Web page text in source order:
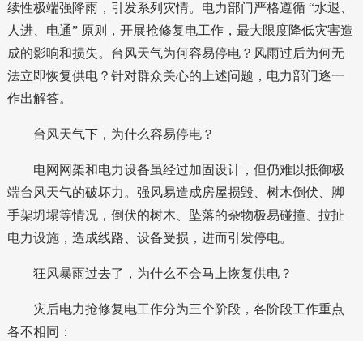
续性极端强降雨，引发系列灾情。电力部门严格遵循 “水退、
人进、电通” 原则，开展抢修复电工作，最大限度降低灾害造
成的影响和损失。台风天气为何容易停电？风雨过后为何无
法立即恢复供电？针对群众关心的上述问题，电力部门逐一
作出解答。
台风天气下，为什么容易停电？
电网网架和电力设备虽经过加固设计，但仍难以抵御极
端台风天气的破坏力。强风易造成房屋损毁、树木倒伏、脚
手架坍塌等情况，倒伏的树木、坠落的杂物极易碰撞、拉扯
电力设施，造成线路、设备受损，进而引发停电。
狂风暴雨过去了，为什么不会马上恢复供电？
灾后电力抢修复电工作分为三个阶段，各阶段工作重点
各不相同：